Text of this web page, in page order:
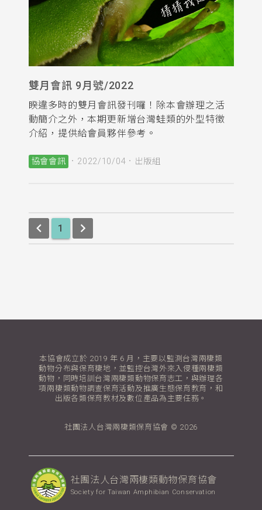
本協會成立於 2019 年 6 月，主要以監測台灣兩棲類
動物分布與保育棲地，並監控台灣外來入侵種兩棲類
動物，同時培訓台灣兩棲類動物保育志工，與辦理各
項兩棲類動物調查保育活動及推廣生態保育教育，和
出版各類保育教材及數位產品為主要任務。
社團法人台灣兩棲類保育協會 © 2026
社團法人台灣兩棲類動物保育協會
Society for Taiwan Amphibian Conservation
雙月會訊 9月號/2022
睽違多時的雙月會訊發刊囉！除本會辦理之活
動簡介之外，本期更新增台灣蛙類的外型特徵
介紹，提供給會員夥伴參考。
協會會訊 2022/10/04 出版組
keyboard_arrow_left 1 keyboard_arrow_right